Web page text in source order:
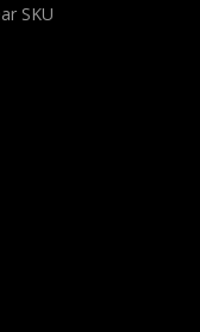
SKU